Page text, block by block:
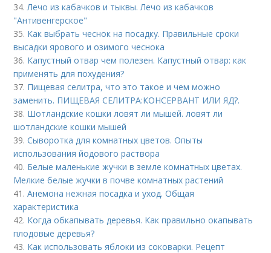
34. Лечо из кабачков и тыквы. Лечо из кабачков
"Антивенгерское"
35. Как выбрать чеснок на посадку. Правильные сроки
высадки ярового и озимого чеснока
36. Капустный отвар чем полезен. Капустный отвар: как
применять для похудения?
37. Пищевая селитра, что это такое и чем можно
заменить. ПИЩЕВАЯ СЕЛИТРА:КОНСЕРВАНТ ИЛИ ЯД?.
38. Шотландские кошки ловят ли мышей. ловят ли
шотландские кошки мышей
39.Сыворотка для комнатных цветов. Опыты
использования йодового раствора
40. Белые маленькие жучки в земле комнатных цветах.
Мелкие белые жучки в почве комнатных растений
41.Анемона нежная посадка и уход. Общая
характеристика
42. Когда обкапывать деревья. Как правильно окапывать
плодовые деревья?
43. Как использовать яблоки из соковарки. Рецепт